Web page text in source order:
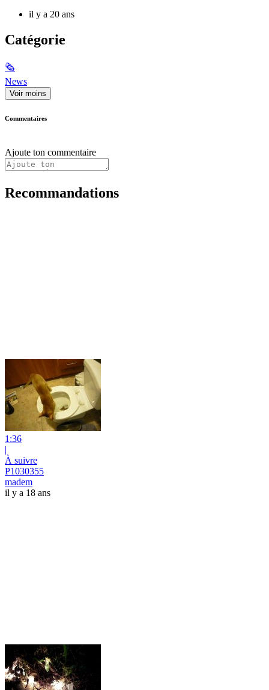
il y a 20 ans
Catégorie
🗞
News
Voir moins
Commentaires
Ajoute ton commentaire
Recommandations
1:36
|
À suivre
P1030355
madem
il y a 18 ans